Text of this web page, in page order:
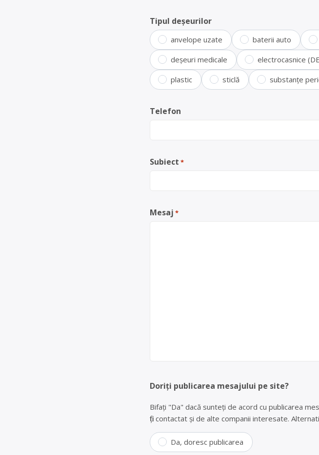
Tipul deșeurilor
anvelope uzate baterii auto
deșeuri medicale electrocasnice
plastic sticlă substanțe
Telefon
Subiect *
Mesaj *
Doriți publicarea mesajului pe site?
Bifați "Da" dacă sunteți de acord cu publicarea
fiți contactat și de alte companii interesate.
Da, doresc publicarea